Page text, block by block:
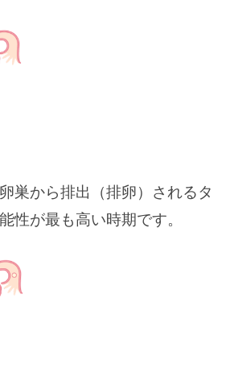
巣から排出（排卵）されるタ
性が最も高い時期です。